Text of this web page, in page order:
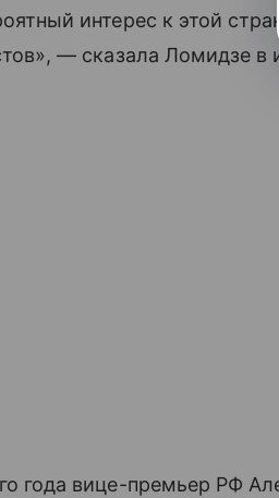
интерес к этой
— сказала Ломидзе
года вице-премьер РФ